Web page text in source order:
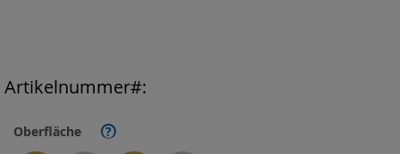
Oberfläche ?
Artikelnummer